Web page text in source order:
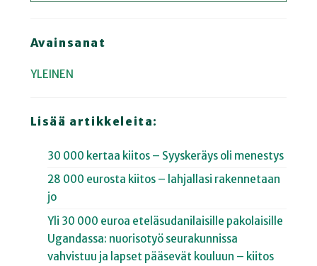
Avainsanat
YLEINEN
Lisää artikkeleita:
30 000 kertaa kiitos – Syyskeräys oli menestys
28 000 eurosta kiitos – lahjallasi rakennetaan
jo
Yli 30 000 euroa eteläsudanilaisille pakolaisille
Ugandassa: nuorisotyö seurakunnissa
vahvistuu ja lapset pääsevät kouluun – kiitos